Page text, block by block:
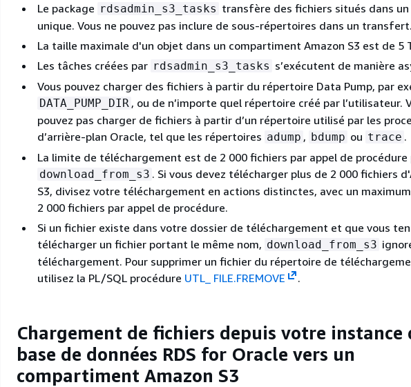
Le package rdsadmin_s3_tasks transfère des fichiers situés dans
unique. Vous ne pouvez pas inclure de sous-répertoires dans un transfert.
La taille maximale d'un objet dans un compartiment Amazon S3 est de 5
Les tâches créées par rdsadmin_s3_tasks s’exécutent de manière
Vous pouvez charger des fichiers à partir du répertoire Data Pump, par
DATA_PUMP_DIR , ou de n’importe quel répertoire créé par l’utilisateur.
pouvez pas charger de fichiers à partir d’un répertoire utilisé par les
d’arrière-plan Oracle, tel que les répertoires adump , bdump ou trace .
La limite de téléchargement est de 2 000 fichiers par appel de procédure
download_from_s3 . Si vous devez télécharger plus de 2 000 fichiers
S3, divisez votre téléchargement en actions distinctes, avec un
2 000 fichiers par appel de procédure.
Si un fichier existe dans votre dossier de téléchargement et que vous
télécharger un fichier portant le même nom, download_from_s3
téléchargement. Pour supprimer un fichier du répertoire de
utilisez la PL/SQL procédure UTL_ FILE.FREMOVE .
Chargement de fichiers depuis votre instance
base de données RDS for Oracle vers un
compartiment Amazon S3